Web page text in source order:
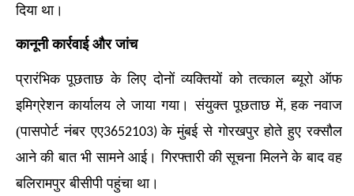
दिया था।
कानूनी कार्रवाई और जांच
प्रारंभिक पूछताछ के लिए दोनों व्यक्तियों को तत्काल ब्यूरो ऑफ
इमिग्रेशन कार्यालय ले जाया गया। संयुक्त पूछताछ में,हक नवाज
(पासपोर्ट नंबर एए3652103)के मुंबई से गोरखपुर होते हुए रक्सौल
आने की बात भी सामने आई। गिरफ्तारी की सूचना मिलने के बाद वह
बलिरामपुर बीसीपी पहुंचा था।